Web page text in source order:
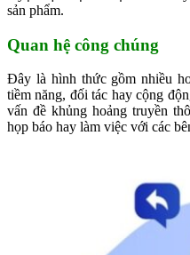
sản phẩm.
Quan hệ công chúng
Đây là hình thức gồm nhiều
tiềm năng, đối tác hay cộng
vấn đề khủng hoảng truyền
họp báo hay làm việc với các